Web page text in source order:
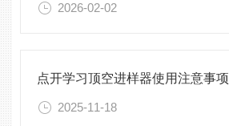
2026-02-02
点开学习顶空进样器使用注意事项
2025-11-18